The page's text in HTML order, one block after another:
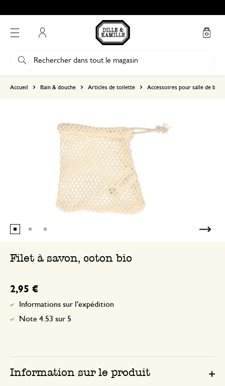
Accueil Bain & douche Articles de toilette Accessoires pour salle de bains
Filet à savon, coton bio
2,95 €
Informations sur l'expédition
Note 4.53 sur 5
Information sur le produit
2
1
Parfait